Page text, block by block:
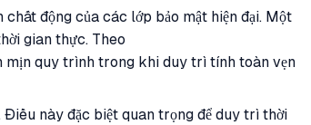
động của các lớp bảo mật hiện đại. Một
gian thực. Theo
mịn quy trình trong khi duy trì tính toàn vẹn
này đặc biệt quan trọng để duy trì thời